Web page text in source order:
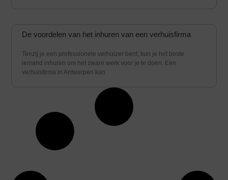
De voordelen van het inhuren van een verhuisfirma
Tenzij je een professionele verhuizer bent, kun je het beste
iemand inhuren om het zware werk voor je te doen. Een
verhuisfirma in Antwerpen kan